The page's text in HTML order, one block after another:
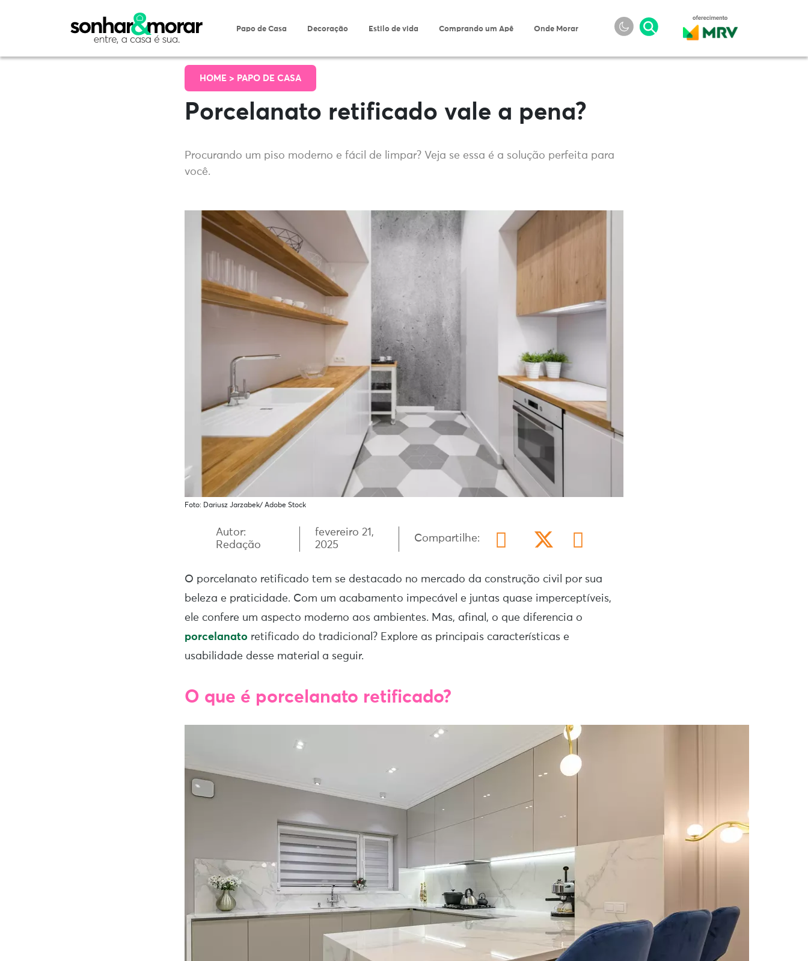
Papo de Casa Decoração Estilo de vida Comprando um Apê Onde Morar
HOME > PAPO DE CASA
Porcelanato retificado vale a pena?
Procurando um piso moderno e fácil de limpar? Veja se essa é a solução perfeita para
você.
Foto: Dariusz Jarzabek/ Adobe Stock
Autor:
Redação
fevereiro 21,
2025
Compartilhe:
O porcelanato retificado tem se destacado no mercado da construção civil por sua
beleza e praticidade. Com um acabamento impecável e juntas quase imperceptíveis,
ele confere um aspecto moderno aos ambientes. Mas, afinal, o que diferencia o
porcelanato retificado do tradicional? Explore as principais características e
usabilidade desse material a seguir.
O que é porcelanato retificado?